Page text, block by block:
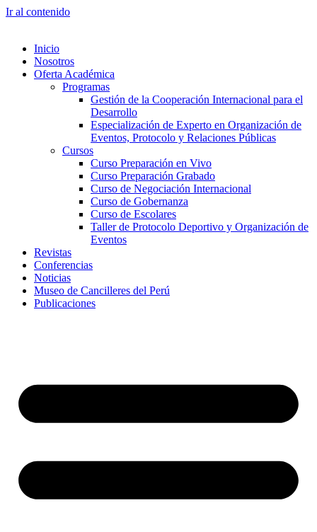
Ir al contenido
Inicio
Nosotros
Oferta Académica
Programas
Gestión de la Cooperación Internacional para el
Desarrollo
Especialización de Experto en Organización de
Eventos, Protocolo y Relaciones Públicas
Cursos
Curso Preparación en Vivo
Curso Preparación Grabado
Curso de Negociación Internacional
Curso de Gobernanza
Curso de Escolares
Taller de Protocolo Deportivo y Organización de
Eventos
Revistas
Conferencias
Noticias
Museo de Cancilleres del Perú
Publicaciones